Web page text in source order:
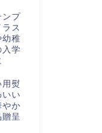
フレーム！明るい配
ンプ
ス
幼稚
入学
用熨
いい
やか
呈